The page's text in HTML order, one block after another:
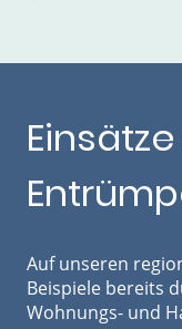
Auf unseren
Beispiele bereits
Wohnungs- und